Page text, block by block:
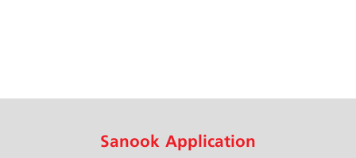
Sanook Application